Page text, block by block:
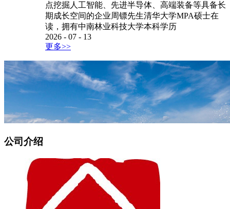
点挖掘人工智能、先进半导体、高端装备等具备长
期成长空间的企业周镖先生清华大学MPA硕士在
读，拥有中南林业科技大学本科学历
2026 - 07 - 13
更多>>
公司介绍